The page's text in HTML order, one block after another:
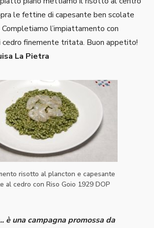
le fettine di capesante ben scolate
l’impiattamento con
cedro finemente tritata. Buon appetito!
La Pietra
risotto al plancton e capesante
al cedro con Riso Goio 1929 DOP
è una campagna promossa da